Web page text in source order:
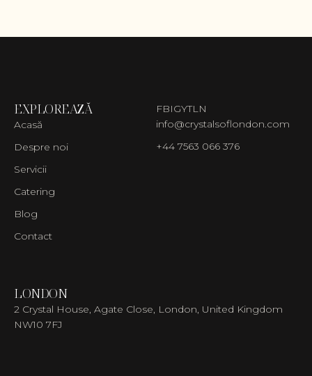
EXPLOREAZĂ
Acasă
Despre noi
Servicii
Catering
Blog
Contact
FBIGYTLN
info@crystalsoflondon.com
+44 7563 066 376
LONDON
2 Crystal House, Agate Close, London, United Kingdom
NW10 7FJ